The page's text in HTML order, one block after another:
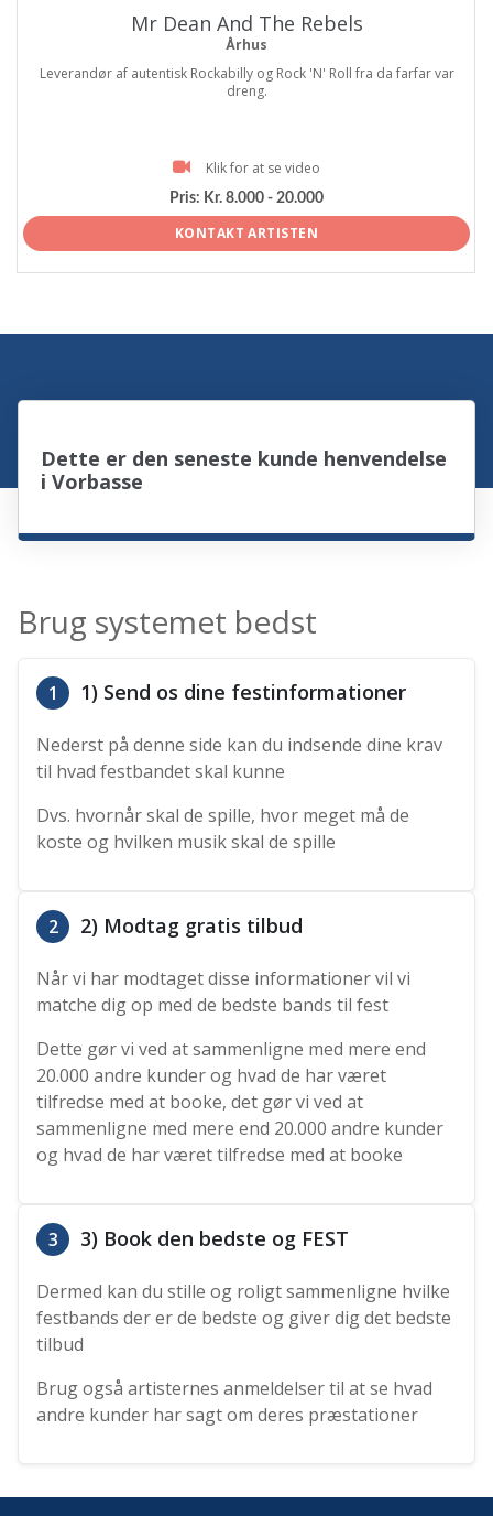
Mr Dean And The Rebels
Århus
Leverandør af autentisk Rockabilly og Rock 'N' Roll fra da farfar var
dreng.
Klik for at se video
Pris: Kr. 8.000 - 20.000
KONTAKT ARTISTEN
Dette er den seneste kunde henvendelse
i Vorbasse
Brug systemet bedst
1 1) Send os dine festinformationer
Nederst på denne side kan du indsende dine krav
til hvad festbandet skal kunne
Dvs. hvornår skal de spille, hvor meget må de
koste og hvilken musik skal de spille
2 2) Modtag gratis tilbud
Når vi har modtaget disse informationer vil vi
matche dig op med de bedste bands til fest
Dette gør vi ved at sammenligne med mere end
20.000 andre kunder og hvad de har været
tilfredse med at booke, det gør vi ved at
sammenligne med mere end 20.000 andre kunder
og hvad de har været tilfredse med at booke
3 3) Book den bedste og FEST
Dermed kan du stille og roligt sammenligne hvilke
festbands der er de bedste og giver dig det bedste
tilbud
Brug også artisternes anmeldelser til at se hvad
andre kunder har sagt om deres præstationer